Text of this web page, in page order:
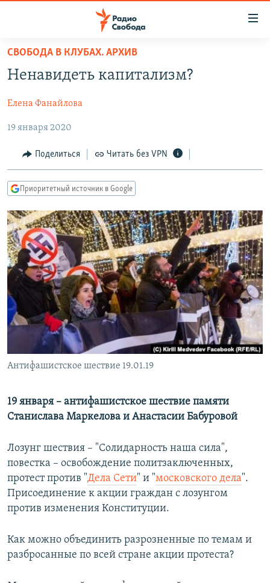
упрощенного
доступа
содержанию
Вернутся
главной
навигации
Вернутся
поиску
ПОДКАСТЫ
АВТОРСКИЕ ПРОЕКТЫ
ЦИТАТЫ СВОБОДЫ
МНЕНИЯ
КУЛЬТУРА
IDEL.РЕАЛИИ
КАВКАЗ.РЕАЛИИ
СЕВЕР.РЕАЛИИ
СИБИРЬ.РЕАЛИИ
РАСПИСАНИЕ ВЕЩАНИЯ
ПОДПИШИТЕСЬ НА РАССЫЛКУ
СОЦИАЛЬНЫЕ СЕТИ
Все сайты РСЕ/РС
СВОБОДА В КЛУБАХ. АРХИВ
Ненавидеть капитализм?
Елена Фанайлова
19 января 2020
Поделиться Читать без VPN
Приоритетный источник в Google
Антифашистское шествие 19.01.19
19 января – антифашистское шествие памяти
Станислава Маркелова и Анастасии Бабуровой
Лозунг шествия – "Солидарность наша сила",
повестка – освобождение политзаключенных,
протест против "Дела Сети" и "московского дела".
Присоединение к акции граждан с лозунгом
против изменения Конституции.
Как можно объединить разрозненные по темам и
разбросанные по всей стране акции протеста?